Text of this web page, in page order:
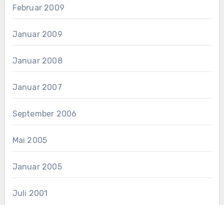
Februar 2009
Januar 2009
Januar 2008
Januar 2007
September 2006
Mai 2005
Januar 2005
Juli 2001